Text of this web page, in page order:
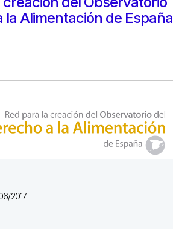
la Alimentación de España
2017